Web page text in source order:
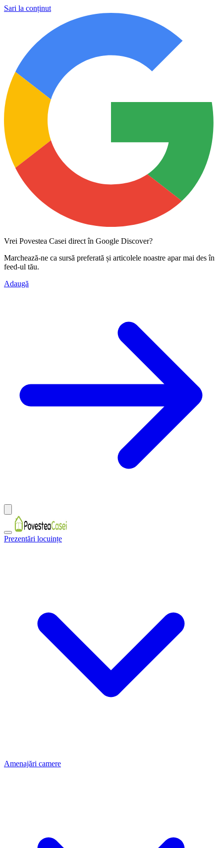
Sari la conținut
Vrei Povestea Casei direct în Google Discover?
Marchează-ne ca sursă preferată și articolele noastre apar mai des în
feed-ul tău.
Adaugă
Prezentări locuințe
Amenajări camere